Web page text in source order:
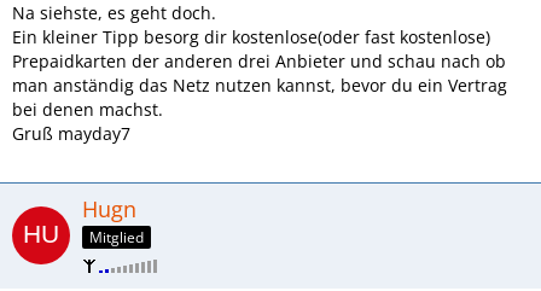
Na siehste, es geht doch.
Ein kleiner Tipp besorg dir kostenlose(oder fast kostenlose)
Prepaidkarten der anderen drei Anbieter und schau nach ob
man anständig das Netz nutzen kannst, bevor du ein Vertrag
bei denen machst.
Gruß mayday7
Hugn
Mitglied